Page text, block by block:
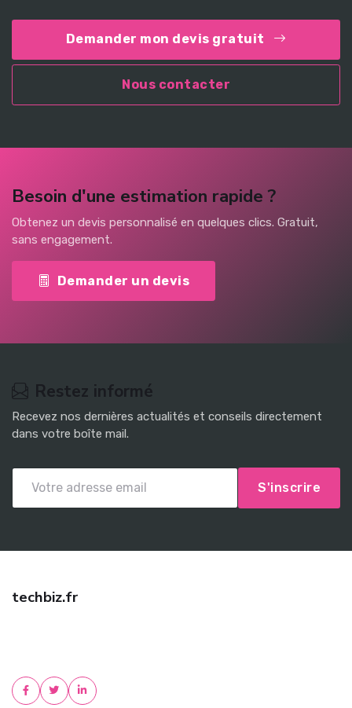
Demander mon devis gratuit
Nous contacter
Besoin d'une estimation rapide ?
Obtenez un devis personnalisé en quelques clics. Gratuit,
sans engagement.
Demander un devis
Restez informé
Recevez nos dernières actualités et conseils directement
dans votre boîte mail.
S'inscrire
techbiz.fr